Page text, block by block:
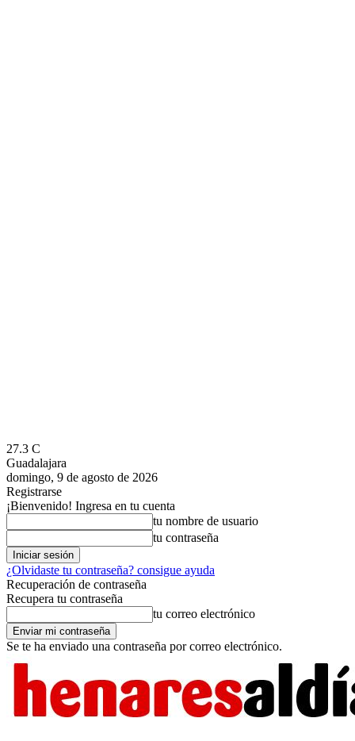
27.3 C
Guadalajara
domingo, 9 de agosto de 2026
Registrarse
¡Bienvenido! Ingresa en tu cuenta
tu nombre de usuario
tu contraseña
¿Olvidaste tu contraseña? consigue ayuda
Recuperación de contraseña
Recupera tu contraseña
tu correo electrónico
Se te ha enviado una contraseña por correo electrónico.